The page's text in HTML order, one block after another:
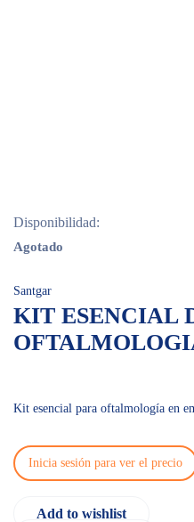
Disponibilidad:
Agotado
Santgar
KIT ESENCIAL
Kit esencial para oftalmología en
Inicia sesión para ver el precio
Add to wishlist